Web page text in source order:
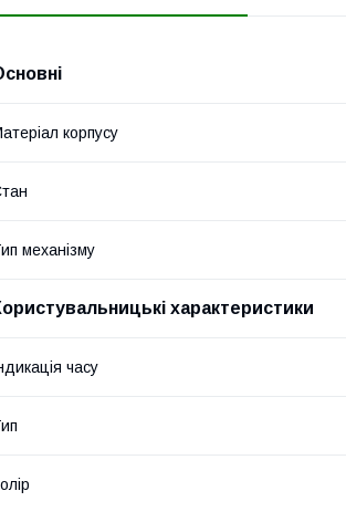
корпусу
механізму
характеристики
часу